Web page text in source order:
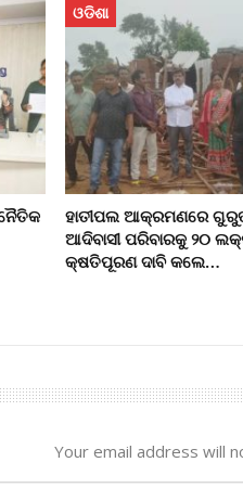
ଓଡିଶା
ହାତୀପଲ ଆକ୍ରମଣରେ
ଆଦିବାସୀ ପରିବାରକୁ ୨୦
କ୍ଷତିପୂରଣ ଦାବି କଲେ…
Your email address will